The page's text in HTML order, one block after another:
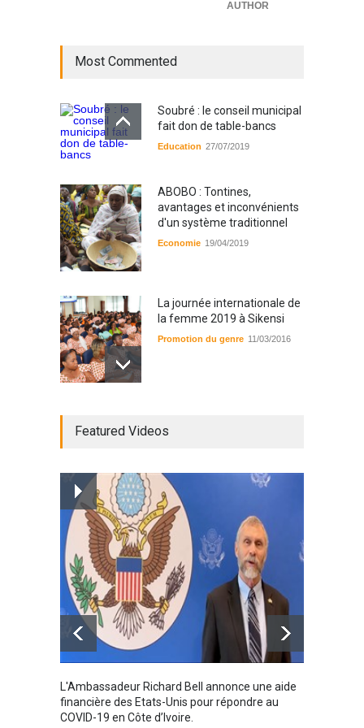
AUTHOR
Most Commented
Soubré : le conseil municipal
fait don de table-bancs
Education 27/07/2019
ABOBO : Tontines,
avantages et inconvénients
d'un système traditionnel
Economie 19/04/2019
La journée internationale de
la femme 2019 à Sikensi
Promotion du genre 11/03/2016
Radio partenaire
Magazine : le service de
prise en charge des
personnes vivantes avec le
VIH
Santé 25/03/2019
Featured Videos
L'Ambassadeur Richard Bell annonce une aide
financière des Etats-Unis pour répondre au
COVID-19 en Côte d’Ivoire.